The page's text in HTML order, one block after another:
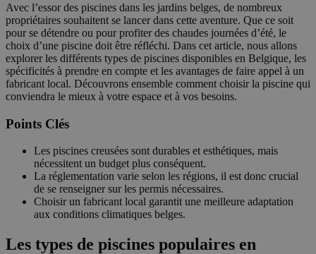
Avec l’essor des piscines dans les jardins belges, de nombreux
propriétaires souhaitent se lancer dans cette aventure. Que ce soit
pour se détendre ou pour profiter des chaudes journées d’été, le
choix d’une piscine doit être réfléchi. Dans cet article, nous allons
explorer les différents types de piscines disponibles en Belgique, les
spécificités à prendre en compte et les avantages de faire appel à un
fabricant local. Découvrons ensemble comment choisir la piscine qui
conviendra le mieux à votre espace et à vos besoins.
Points Clés
Les piscines creusées sont durables et esthétiques, mais
nécessitent un budget plus conséquent.
La réglementation varie selon les régions, il est donc crucial
de se renseigner sur les permis nécessaires.
Choisir un fabricant local garantit une meilleure adaptation
aux conditions climatiques belges.
Les types de piscines populaires en